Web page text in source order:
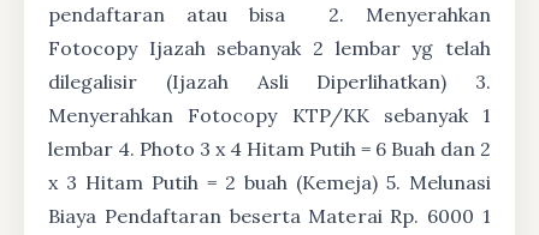
pendaftaran atau bisa
2. Menyerahkan
Fotocopy Ijazah sebanyak 2 lembar yg telah
dilegalisir (Ijazah Asli Diperlihatkan) 3.
Menyerahkan Fotocopy KTP/KK sebanyak 1
lembar 4. Photo 3 x 4 Hitam Putih = 6 Buah dan 2
x 3 Hitam Putih = 2 buah (Kemeja) 5. Melunasi
Biaya Pendaftaran beserta Materai Rp. 6000 1